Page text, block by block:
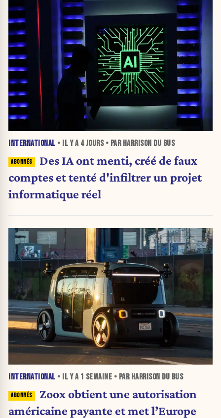
INTERNATIONAL • IL Y A 4 JOURS• PAR HARRISON DU BUS
Des IA ont menti, créé de faux
comptes et tenté d'infiltrer un projet
informatique réel
INTERNATIONAL • IL Y A 1 SEMAINE • PAR HARRISON DU BUS
Zoox obtient une autorisation
américaine payante et met l’Europe